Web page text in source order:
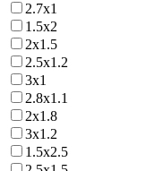
2.7х1
1.5х2
2х1.5
2.5х1.2
3х1
2.8х1.1
2х1.8
3х1.2
1.5х2.5